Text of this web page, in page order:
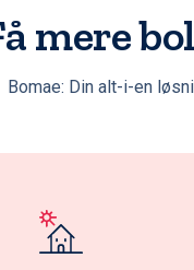
mere
Bomae: Din alt-i-en